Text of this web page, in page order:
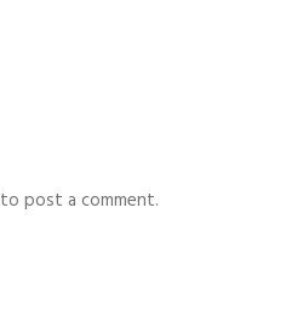
to post a comment.